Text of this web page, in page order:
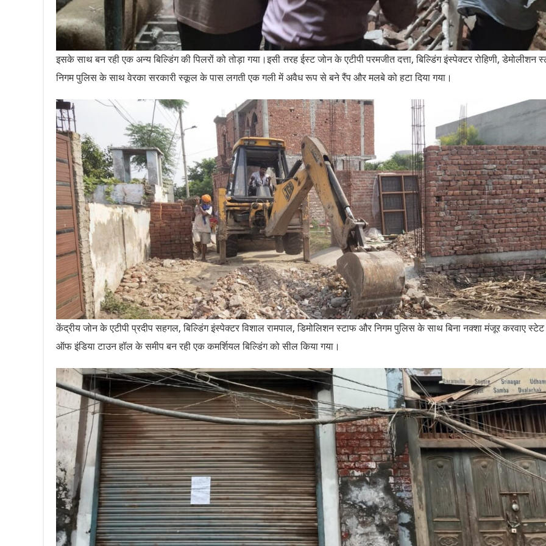
इसके साथ बन रही एक अन्य बिल्डिंग की पिलरों को तोड़ा गया।इसी तरह ईस्ट जोन के एटीपी परमजीत दत्ता, बिल्डिंग इंस्पेक्टर रोहिणी, डेमोलीशन
निगम पुलिस के साथ वेरका सरकारी स्कूल के पास लगती एक गली में अवैध रूप से बने रैंप और मलबे को हटा दिया गया।
केंद्रीय जोन के एटीपी प्रदीप सहगल, बिल्डिंग इंस्पेक्टर विशाल रामपाल, डिमोलिशन स्टाफ और निगम पुलिस के साथ बिना नक्शा मंजूर करवाए
ऑफ इंडिया टाउन हॉल के समीप बन रही एक कमर्शियल बिल्डिंग को सील किया गया।